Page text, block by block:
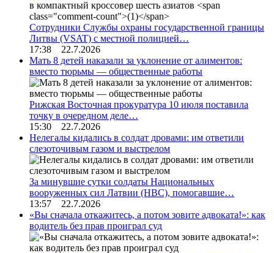
Сотрудники Службы охраны государственной границы
Литвы (VSAT) с местной полицией…
17:38 22.7.2026
Мать 8 детей наказали за уклонение от алиментов:
вместо тюрьмы — общественные работы
Рижская Восточная прокуратура 10 июля поставила
точку в очередном деле…
15:30 22.7.2026
Нелегалы кидались в солдат дровами: им ответили
слезоточивым газом и выстрелом
За минувшие сутки солдаты Национальных
вооруженных сил Латвии (НВС), помогавшие…
13:57 22.7.2026
«Вы сначала откажитесь, а потом зовите адвоката!»: как
водитель без прав проиграл суд